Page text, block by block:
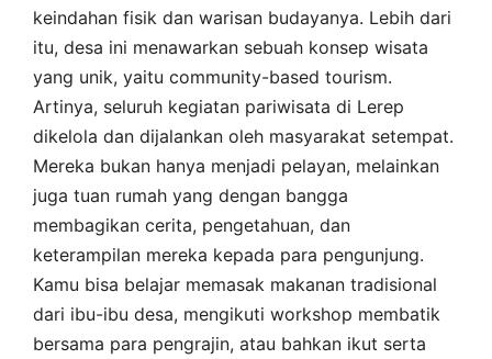
keindahan fisik dan warisan budayanya. Lebih dari
itu, desa ini menawarkan sebuah konsep wisata
yang unik, yaitu community-based tourism.
Artinya, seluruh kegiatan pariwisata di Lerep
dikelola dan dijalankan oleh masyarakat setempat.
Mereka bukan hanya menjadi pelayan, melainkan
juga tuan rumah yang dengan bangga
membagikan cerita, pengetahuan, dan
keterampilan mereka kepada para pengunjung.
Kamu bisa belajar memasak makanan tradisional
dari ibu-ibu desa, mengikuti workshop membatik
bersama para pengrajin, atau bahkan ikut serta